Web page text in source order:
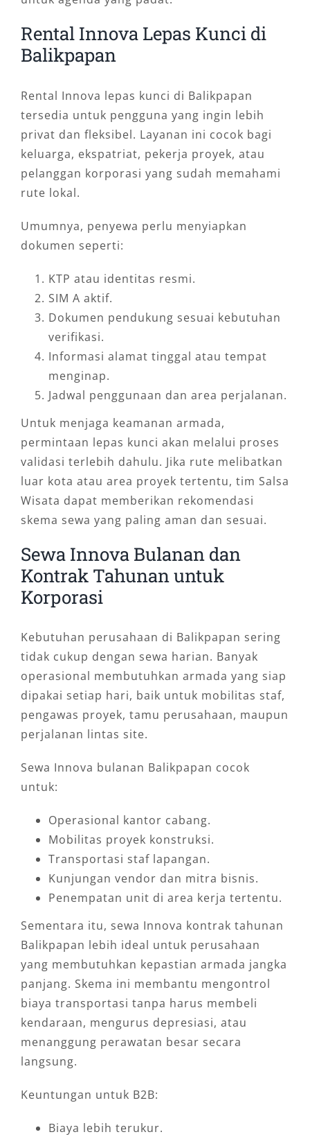
Rental Innova Lepas Kunci di
Balikpapan
Rental Innova lepas kunci di Balikpapan
tersedia untuk pengguna yang ingin lebih
privat dan fleksibel. Layanan ini cocok bagi
keluarga, ekspatriat, pekerja proyek, atau
pelanggan korporasi yang sudah memahami
rute lokal.
Umumnya, penyewa perlu menyiapkan
dokumen seperti:
KTP atau identitas resmi.
SIM A aktif.
Dokumen pendukung sesuai kebutuhan
verifikasi.
Informasi alamat tinggal atau tempat
menginap.
Jadwal penggunaan dan area perjalanan.
Untuk menjaga keamanan armada,
permintaan lepas kunci akan melalui proses
validasi terlebih dahulu. Jika rute melibatkan
luar kota atau area proyek tertentu, tim Salsa
Wisata dapat memberikan rekomendasi
skema sewa yang paling aman dan sesuai.
Sewa Innova Bulanan dan
Kontrak Tahunan untuk
Korporasi
Kebutuhan perusahaan di Balikpapan sering
tidak cukup dengan sewa harian. Banyak
operasional membutuhkan armada yang siap
dipakai setiap hari, baik untuk mobilitas staf,
pengawas proyek, tamu perusahaan, maupun
perjalanan lintas site.
Sewa Innova bulanan Balikpapan cocok
untuk:
Operasional kantor cabang.
Mobilitas proyek konstruksi.
Transportasi staf lapangan.
Kunjungan vendor dan mitra bisnis.
Penempatan unit di area kerja tertentu.
Sementara itu, sewa Innova kontrak tahunan
Balikpapan lebih ideal untuk perusahaan
yang membutuhkan kepastian armada jangka
panjang. Skema ini membantu mengontrol
biaya transportasi tanpa harus membeli
kendaraan, mengurus depresiasi, atau
menanggung perawatan besar secara
langsung.
Keuntungan untuk B2B:
Biaya lebih terukur.